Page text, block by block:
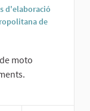
d'elaboració
de
moto
privat